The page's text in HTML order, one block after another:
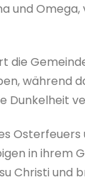
und
die
während
Dunkelheit
in ihrem
Christi und